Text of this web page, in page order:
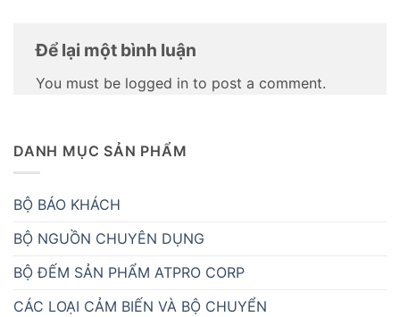
Để lại một bình luận
You must be logged in to post a comment.
DANH MỤC SẢN PHẨM
BỘ BÁO KHÁCH
BỘ NGUỒN CHUYÊN DỤNG
BỘ ĐẾM SẢN PHẨM ATPRO CORP
CÁC LOẠI CẢM BIẾN VÀ BỘ CHUYỂN